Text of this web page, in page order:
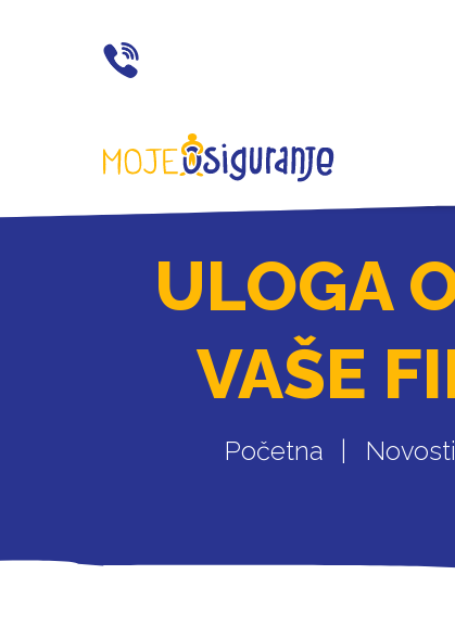
ULOGA
VAŠE
Početna